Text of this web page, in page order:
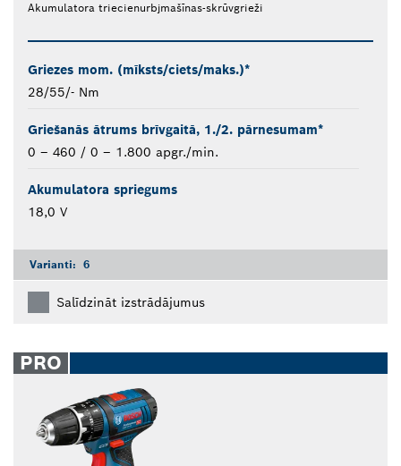
Akumulatora triecienurbjmašīnas-skrūvgrieži
Griezes mom. (mīksts/ciets/maks.)*
28/55/- Nm
Griešanās ātrums brīvgaitā, 1./2. pārnesumam*
0 – 460 / 0 – 1.800 apgr./min.
Akumulatora spriegums
18,0 V
Varianti: 6
Salīdzināt izstrādājumus
PRO